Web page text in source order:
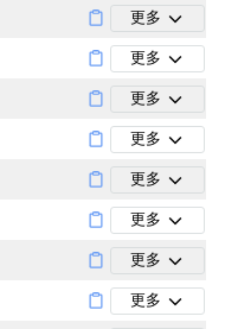
更多
更多
更多
更多
更多
更多
更多
更多